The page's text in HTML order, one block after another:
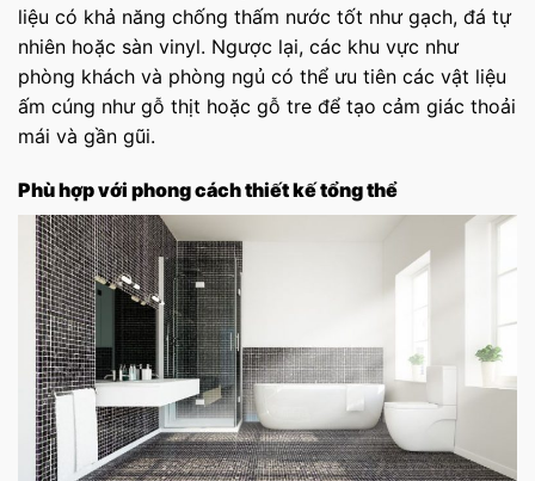
liệu có khả năng chống thấm nước tốt như gạch, đá tự
nhiên hoặc sàn vinyl. Ngược lại, các khu vực như
phòng khách và phòng ngủ có thể ưu tiên các vật liệu
ấm cúng như gỗ thịt hoặc gỗ tre để tạo cảm giác thoải
mái và gần gũi.
Phù hợp với phong cách thiết kế tổng thể